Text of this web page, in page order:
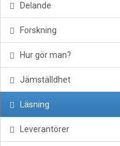
Delande
Forskning
Hur gör man?
Jämställdhet
Läsning
Leverantörer